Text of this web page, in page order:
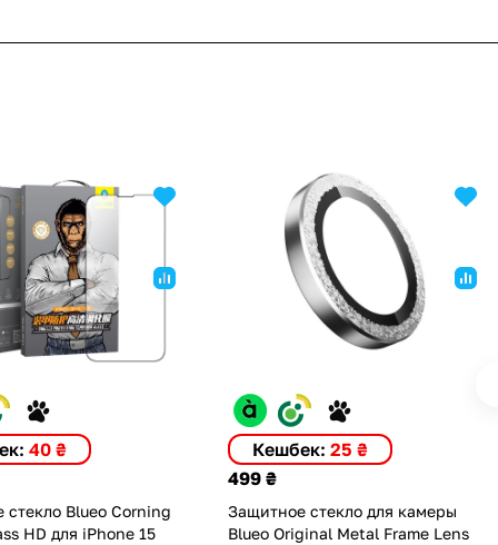
40 ₴
стекло Blueo Corning
HD для iPhone 15
Кешбек: 25 ₴
499 ₴
Защитное стекло для камеры
Blueo Original Metal Frame Lens